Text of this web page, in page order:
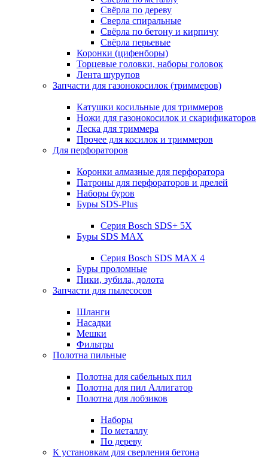
Свёрла по дереву
Сверла спиральные
Свёрла по бетону и кирпичу
Свёрла перьевые
Коронки (цифенборы)
Торцевые головки, наборы головок
Лента шурупов
Запчасти для газонокосилок (триммеров)
Катушки косильные для триммеров
Ножи для газонокосилок и скарификаторов
Леска для триммера
Прочее для косилок и триммеров
Для перфораторов
Коронки алмазные для перфоратора
Патроны для перфораторов и дрелей
Наборы буров
Буры SDS-Plus
Серия Bosch SDS+ 5X
Буры SDS MAX
Серия Bosch SDS MAX 4
Буры проломные
Пики, зубила, долота
Запчасти для пылесосов
Шланги
Насадки
Мешки
Фильтры
Полотна пильные
Полотна для сабельных пил
Полотна для пил Аллигатор
Полотна для лобзиков
Наборы
По металлу
По дереву
К установкам для сверления бетона